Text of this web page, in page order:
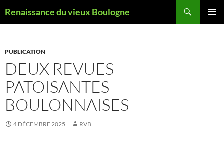
auRenaissance du vieux Boulogne
PUBLICATION
DEUX REVUES
PATOISANTES
BOULONNAISES
4 DÉCEMBRE 2025 RVB